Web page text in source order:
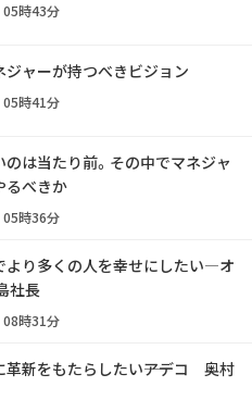
時43分
ジャーが持つべきビジョン
時41分
のは当たり前。その中でマネジャ
るべきか
時36分
より多くの人を幸せにしたい―オ
社長
時31分
革新をもたらしたい――アデコ 奥村